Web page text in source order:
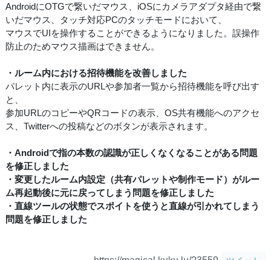
AndroidにOTGで繋いだマウス、iOSにカメラアダプタ経由で繋
いだマウス、タッチ対応PCのタッチモードにおいて、
マウスでUIを操作することができるようになりました。誤操作
防止のためマウス描画はできません。
・ルーム内における招待機能を改善しました
パレット内に表示のURLや参加者一覧から招待機能を呼び出す
と、
参加URLのコピーやQRコードの表示、OS共有機能へのアクセ
ス、Twitterへの投稿などのボタンが表示されます。
・Androidで指の本数の認識が正しくなくなることがある問題
を修正しました
・変更したルーム内設定（共有パレットや制作モード）がルー
ム再起動後に元に戻ってしまう問題を修正しました
・直線ツールの状態でスポイトを使うと直線が引かれてしまう
問題を修正しました